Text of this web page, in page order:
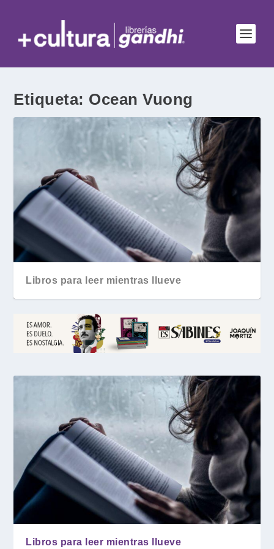
Etiqueta: Ocean Vuong
Libros para leer mientras llueve
Libros para leer mientras llueve